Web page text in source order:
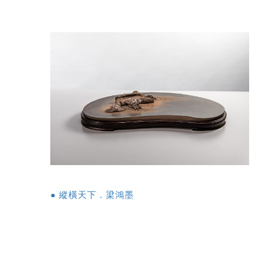
● 縱橫天下．梁鴻墨